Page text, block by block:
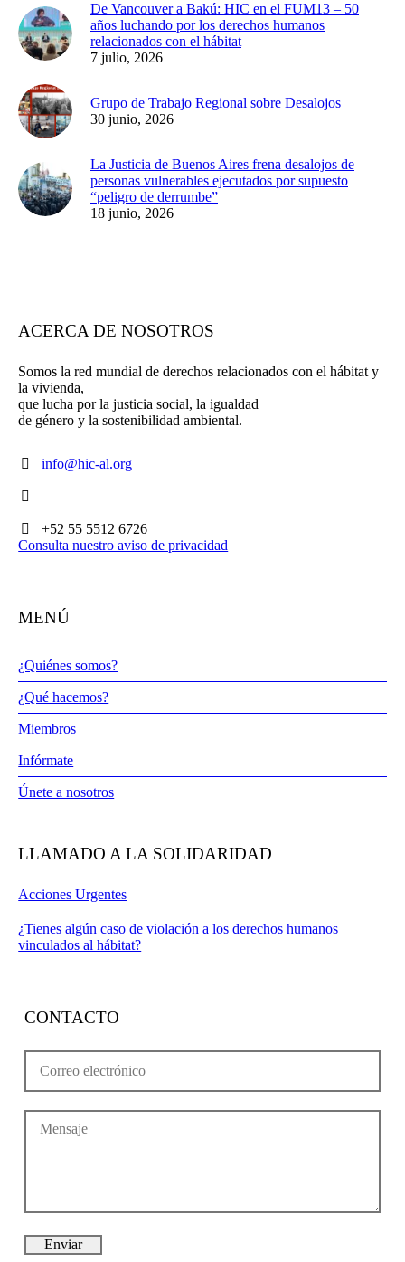
De Vancouver a Bakú: HIC en el FUM13 – 50
años luchando por los derechos humanos
relacionados con el hábitat
7 julio, 2026
Grupo de Trabajo Regional sobre Desalojos
30 junio, 2026
La Justicia de Buenos Aires frena desalojos de
personas vulnerables ejecutados por supuesto
“peligro de derrumbe”
18 junio, 2026
ACERCA DE NOSOTROS
Somos la red mundial de derechos relacionados con el hábitat y
la vivienda,
que lucha por la justicia social, la igualdad
de género y la sostenibilidad ambiental.
info@hic-al.org
+52 55 5512 6726
Consulta nuestro aviso de privacidad
MENÚ
¿Quiénes somos?
¿Qué hacemos?
Miembros
Infórmate
Únete a nosotros
LLAMADO A LA SOLIDARIDAD
Acciones Urgentes
¿Tienes algún caso de violación a los derechos humanos
vinculados al hábitat?
CONTACTO
Enviar